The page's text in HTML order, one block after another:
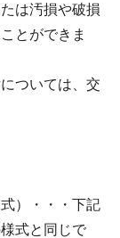
は汚損や破損
とができま
ついては、交
）・・・下記
式と同じで